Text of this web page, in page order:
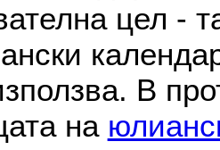
цел -
В
на